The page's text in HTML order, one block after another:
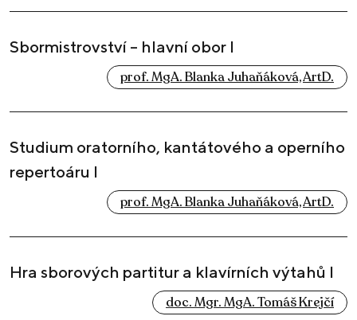
Sbormistrovství – hlavní obor I
prof. MgA. Blanka Juhaňáková, ArtD.
Studium oratorního, kantátového a operního
repertoáru I
prof. MgA. Blanka Juhaňáková, ArtD.
Hra sborových partitur a klavírních výtahů I
doc. Mgr. MgA. Tomáš Krejčí